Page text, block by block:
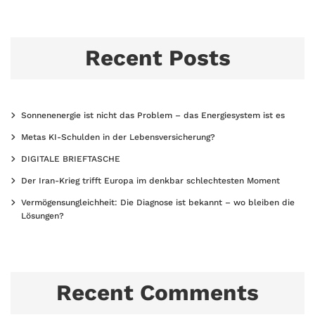
Recent Posts
Sonnenenergie ist nicht das Problem – das Energiesystem ist es
Metas KI-Schulden in der Lebensversicherung?
DIGITALE BRIEFTASCHE
Der Iran-Krieg trifft Europa im denkbar schlechtesten Moment
Vermögensungleichheit: Die Diagnose ist bekannt – wo bleiben die
Lösungen?
Recent Comments